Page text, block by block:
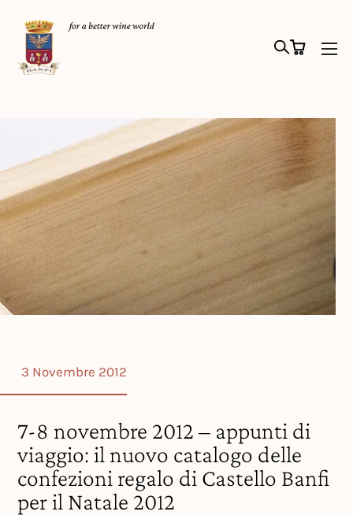
3 Novembre 2012
7-8 novembre 2012 – appunti di
viaggio: il nuovo catalogo delle
confezioni regalo di Castello Banfi
per il Natale 2012